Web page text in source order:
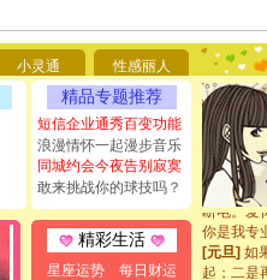
小灵通 性感丽人
精品专题推荐
短信企业通秀百变功能
浪漫情怀一起漫步音乐
同城约会今夜告别寂寞
敢来挑战你的球技吗？
精彩生活
星座运势
每日财运
你太多，
要平安
[圣诞节]
能正大光
都要快乐
[圣诞节]
如意,快
[元旦]看
断电。爱
你是我专
[元旦] 如
起；二是